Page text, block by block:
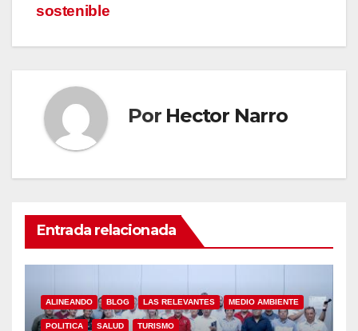
sostenible
Por Hector Narro
Entrada relacionada
ALINEANDO BLOG LAS RELEVANTES MEDIO AMBIENTE
POLITICA SALUD TURISMO